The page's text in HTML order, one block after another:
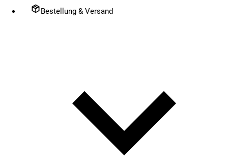
Bestellung & Versand